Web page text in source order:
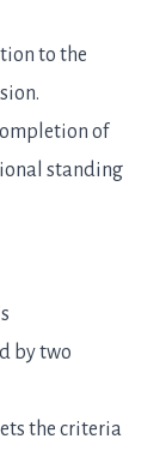
to the
of
standing
by two
the criteria